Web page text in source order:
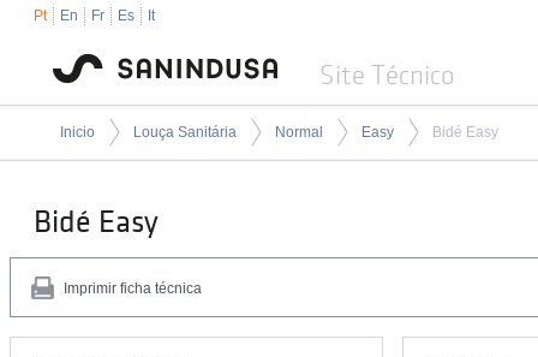
Pt En Fr Es It
Site Técnico
Inicio Louça Sanitária Normal Easy Bidé Easy
Bidé Easy
Imprimir ficha técnica